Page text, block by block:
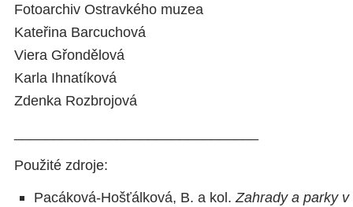
Fotoarchiv Ostravkého muzea
Kateřina Barcuchová
Viera Gřondělová
Karla Ihnatíková
Zdenka Rozbrojová
Použité zdroje:
Pacáková-Hošťálková, B. a kol. Zahrady a parky